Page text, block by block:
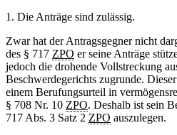
1. Die Anträge sind zulässig.
Zwar hat der Antragsgegner nicht
des § 717 ZPO er seine Anträge
jedoch die drohende Vollstreckung
Beschwerdegerichts zugrunde.
einem Berufungsurteil in
§ 708 Nr. 10 ZPO. Deshalb ist sein
717 Abs. 3 Satz 2 ZPO auszulegen.